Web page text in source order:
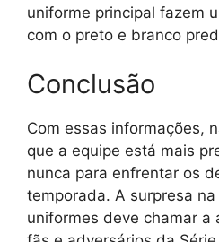
uniforme principal fazem
com o preto e branco
Conclusão
Com essas informações,
que a equipe está mais
nunca para enfrentar os
temporada. A surpresa
uniformes deve chamar a